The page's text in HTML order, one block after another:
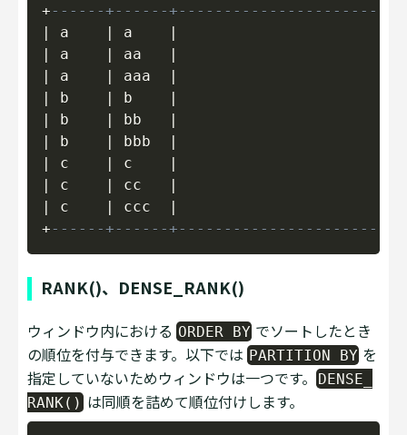
+------+------
|
a | a
|
|
a | aa
|
|
a | aaa
|
|
b | b
|
|
b | bb
|
|
b | bbb
|
|
c | c
|
|
c | cc
|
|
c | ccc
|
+------+------
RANK()、DENSE_RANK()
ウィンドウ内における ORDER BY でソートしたとき
の順位を付与できます。以下では PARTITION BY を
指定していないためウィンドウは一つです。
DENSE_
RANK() は同順を詰めて順位付けします。